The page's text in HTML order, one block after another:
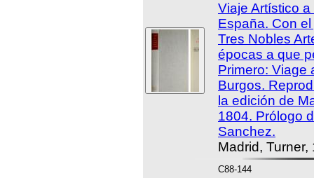
Viaje Artístico
España. Con
Tres Nobles
épocas a que
Primero: Viage
Burgos.
la edición de
1804. Prólogo
Sanchez.
Madrid, Turner,
C88-144